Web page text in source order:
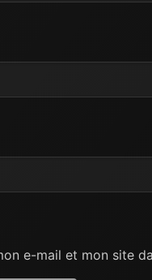
e-mail et mon site